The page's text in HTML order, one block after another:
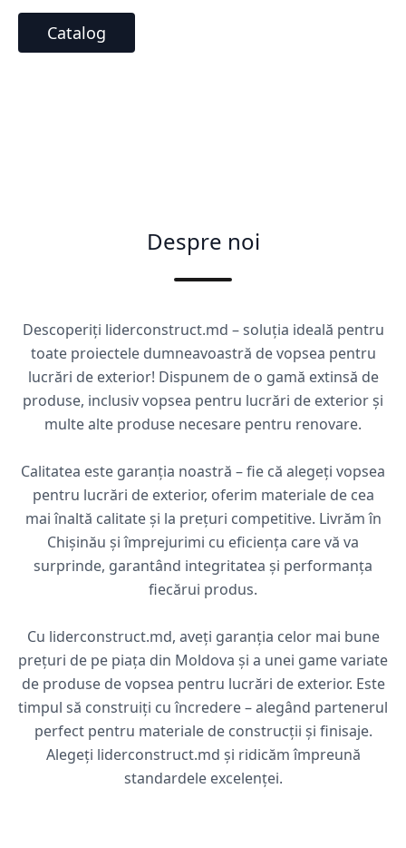
Catalog
Despre noi
Descoperiți liderconstruct.md – soluția ideală pentru
toate proiectele dumneavoastră de vopsea pentru
lucrări de exterior! Dispunem de o gamă extinsă de
produse, inclusiv vopsea pentru lucrări de exterior și
multe alte produse necesare pentru renovare.
Calitatea este garanția noastră – fie că alegeți vopsea
pentru lucrări de exterior, oferim materiale de cea
mai înaltă calitate și la prețuri competitive. Livrăm în
Chișinău și împrejurimi cu eficiența care vă va
surprinde, garantând integritatea și performanța
fiecărui produs.
Cu liderconstruct.md, aveți garanția celor mai bune
prețuri de pe piața din Moldova și a unei game variate
de produse de vopsea pentru lucrări de exterior. Este
timpul să construiți cu încredere – alegând partenerul
perfect pentru materiale de construcții și finisaje.
Alegeți liderconstruct.md și ridicăm împreună
standardele excelenței.